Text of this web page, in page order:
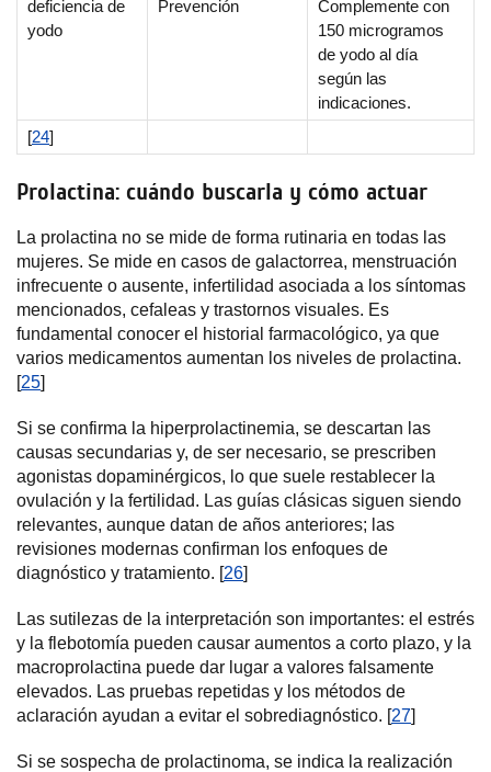
deficiencia de
yodo
Prevención
Complemente con
150 microgramos
de yodo al día
según las
indicaciones.
[24]
Prolactina: cuándo buscarla y cómo actuar
La prolactina no se mide de forma rutinaria en todas las
mujeres. Se mide en casos de galactorrea, menstruación
infrecuente o ausente, infertilidad asociada a los síntomas
mencionados, cefaleas y trastornos visuales. Es
fundamental conocer el historial farmacológico, ya que
varios medicamentos aumentan los niveles de prolactina.
[25]
Si se confirma la hiperprolactinemia, se descartan las
causas secundarias y, de ser necesario, se prescriben
agonistas dopaminérgicos, lo que suele restablecer la
ovulación y la fertilidad. Las guías clásicas siguen siendo
relevantes, aunque datan de años anteriores; las
revisiones modernas confirman los enfoques de
diagnóstico y tratamiento. [26]
Las sutilezas de la interpretación son importantes: el estrés
y la flebotomía pueden causar aumentos a corto plazo, y la
macroprolactina puede dar lugar a valores falsamente
elevados. Las pruebas repetidas y los métodos de
aclaración ayudan a evitar el sobrediagnóstico. [27]
Si se sospecha de prolactinoma, se indica la realización